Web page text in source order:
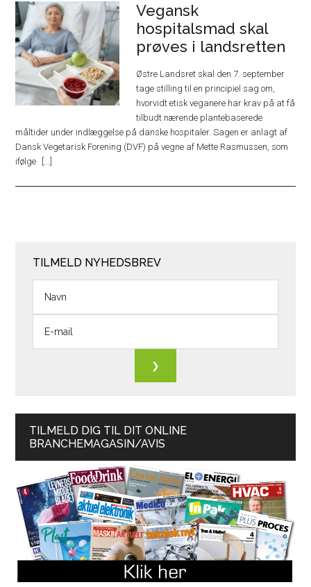
Vegansk
hospitalsmad skal
prøves i landsretten
Østre Landsret skal den 7. september
tage stilling til en principiel sag om,
hvorvidt etisk veganere har krav på at få
tilbudt nærende plantebaserede
måltider under indlæggelse på danske hospitaler. Sagen er anlagt af
Dansk Vegetarisk Forening (DVF) på vegne af Mette Rasmussen, som
ifølge
TILMELD NYHEDSBREV
TILMELD DIG TIL DIT ONLINE
BRANCHEMAGASIN/AVIS